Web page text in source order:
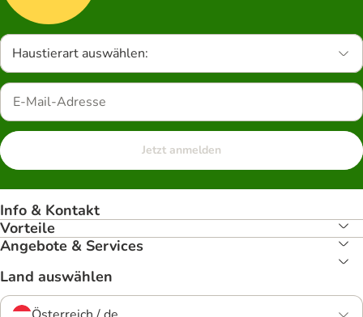
Haustierart auswählen:
Jetzt anmelden
Info & Kontakt
Vorteile
Angebote & Services
Land auswählen